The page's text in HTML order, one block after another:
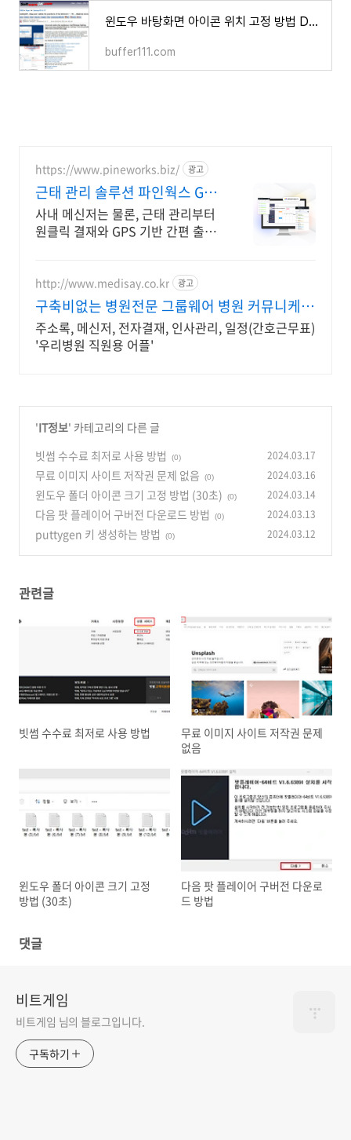
윈도우 바탕화면 아이콘 위치 고정 방법 DesktopOK
buffer111.com
https://www.pineworks.biz/ 광고
근태 관리 솔루션 파인웍스 GPS
기반 출퇴근 기록
사내 메신저는 물론, 근태 관리부터
원클릭 결재와 GPS 기반 간편 출퇴
http://www.medisay.co.kr 광고
구축비없는 병원전문 그룹웨어 병원 커뮤니케이
션 플랫폼
주소록, 메신저, 전자결재, 인사관리, 일정(간호근무표)
'우리병원 직원용 어플'
'IT정보' 카테고리의 다른 글
빗썸 수수료 최저로 사용 방법
(0) 2024.03.17
무료 이미지 사이트 저작권 문제 없음 (0) 2024.03.16
윈도우 폴더 아이콘 크기 고정 방법 (30초) (0) 2024.03.14
다음 팟 플레이어 구버전 다운로드 방법 (0) 2024.03.13
puttygen 키 생성하는 방법 (0) 2024.03.12
관련글
빗썸 수수료 최저로 사용 방법
무료 이미지 사이트 저작권 문제
없음
윈도우 폴더 아이콘 크기 고정
방법 (30초)
다음 팟 플레이어 구버전 다운로
드 방법
댓글
비트게임
비트게임 님의 블로그입니다.
구독하기